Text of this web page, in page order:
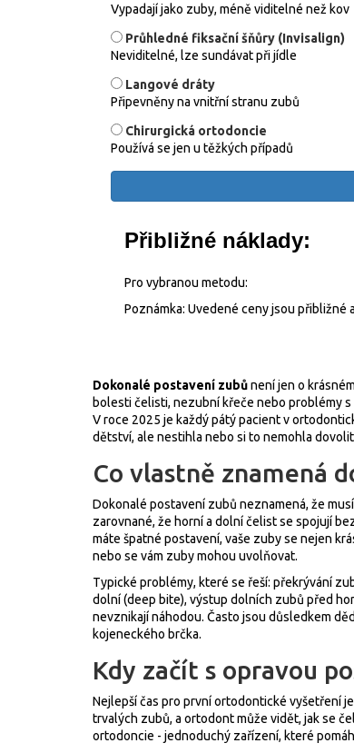
Vypadají jako zuby, méně viditelné než kov
Průhledné fiksační šňůry (Invisalign)
Neviditelné, lze sundávat při jídle
Langové dráty
Připevněny na vnitřní stranu zubů
Chirurgická ortodoncie
Používá se jen u těžkých případů
Přibližné náklady:
Pro vybranou metodu:
Poznámka: Uvedené ceny jsou
Dokonalé postavení zubůnení jen o
bolesti čelisti, nezubní křeče nebo problémy
V roce 2025 je každý pátý pacient v
dětství, ale nestihla nebo si to nemohla
Co vlastně znamená
Dokonalé postavení zubů neznamená, že
zarovnané, že horní a dolní čelist se spojují
máte špatné postavení, vaše zuby se nejen
nebo se vám zuby mohou uvolňovat.
Typické problémy, které se řeší: překrývání
dolní (deep bite), výstup dolních zubů před
nevznikají náhodou. Často jsou důsledkem
kojeneckého brčka.
Kdy začít s opravou
Nejlepší čas pro první ortodontické vyšetření
trvalých zubů, a ortodont může vidět, jak se
ortodoncie - jednoduchý zařízení, které